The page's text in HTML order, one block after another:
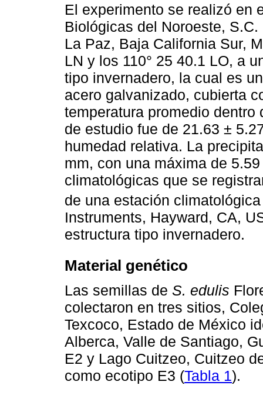
El experimento se realizó en
Biológicas del Noroeste,
La Paz, Baja California Sur,
LN y los 110° 25 40.1 LO, a
tipo invernadero, la cual es
acero galvanizado, cubierta
temperatura promedio
de estudio fue de 21.63 ±
humedad relativa. La
mm, con una máxima de
climatológicas que se
de una estación
Instruments, Hayward, CA,
estructura tipo invernadero.
Material genético
Las semillas de S. edulis
colectaron en tres sitios,
Texcoco, Estado de México
Alberca, Valle de Santiago,
E2 y Lago Cuitzeo, Cuitzeo
como ecotipo E3 (Tabla 1).